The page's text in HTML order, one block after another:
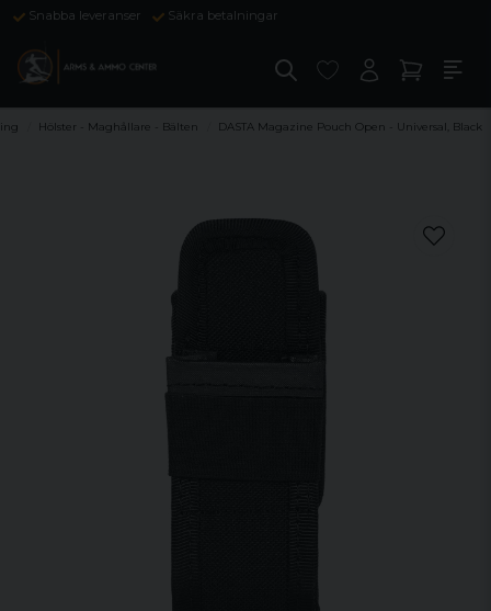
Snabba leveranser Säkra betalningar
Hölster - Maghållare - Bälten DASTA Magazine Pouch Open - Universal, Black